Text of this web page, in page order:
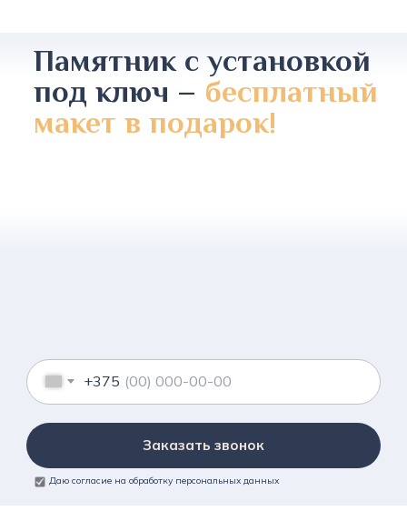
Памятник с установкой
под ключ – бесплатный
макет в подарок!
+375
Заказать звонок
Даю согласие на обработку персональных данных